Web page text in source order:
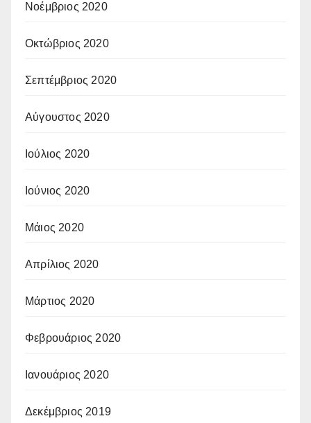
Νοέμβριος 2020
Οκτώβριος 2020
Σεπτέμβριος 2020
Αύγουστος 2020
Ιούλιος 2020
Ιούνιος 2020
Μάιος 2020
Απρίλιος 2020
Μάρτιος 2020
Φεβρουάριος 2020
Ιανουάριος 2020
Δεκέμβριος 2019